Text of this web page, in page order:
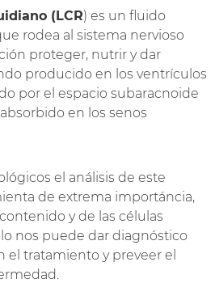
(LCR) es un fluido
rodea al sistema nervioso
proteger, nutrir y dar
producido en los ventrículos
por el espacio subaracnoide
en los senos
el análisis de este
de extrema importáncia,
y de las células
nos puede dar diagnóstico
el tratamiento y preveer el